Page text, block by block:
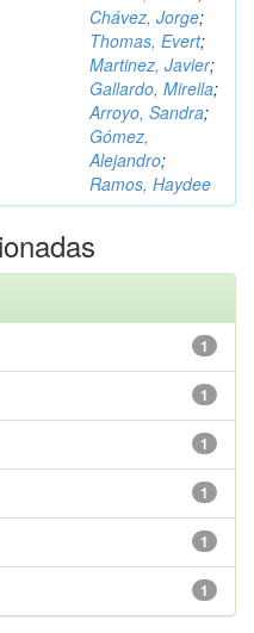
Chávez, Jorge;
Thomas, Evert;
Martinez, Javier;
Gallardo, Mirella;
Arroyo, Sandra;
Gómez,
Alejandro;
Ramos, Haydee
1
1
1
1
1
1